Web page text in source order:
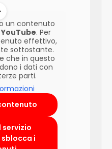
un contenuto
YouTube. Per
effettivo,
sottostante.
che in questo
i dati con
parti.
i